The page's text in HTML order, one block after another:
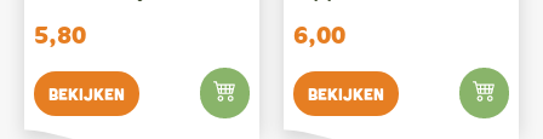
5,80
Bekijken
6,00
Bekijken